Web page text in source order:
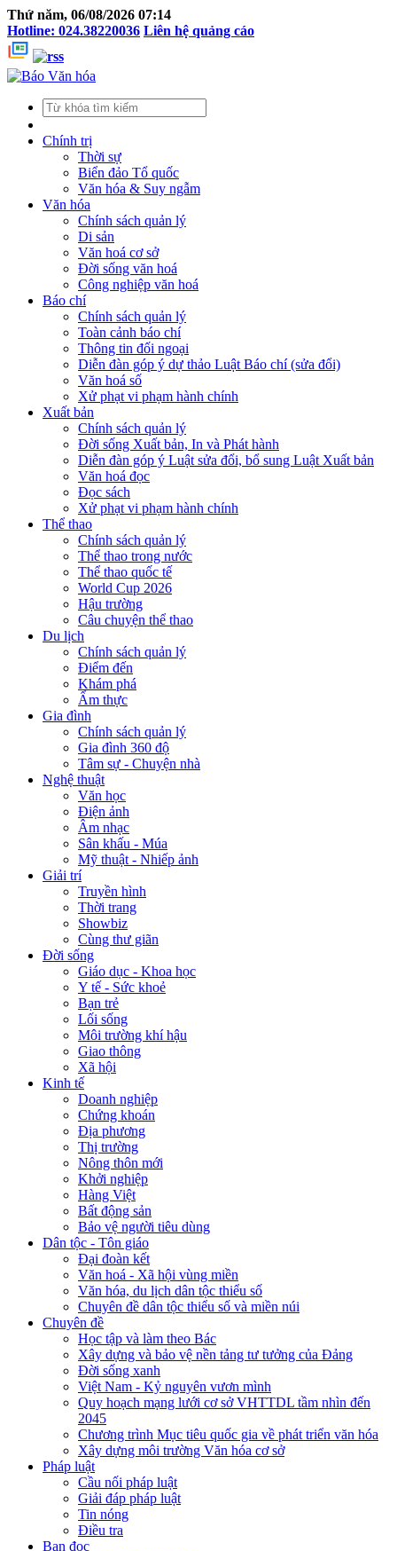
Thứ năm, 06/08/2026 07:14
Hotline: 024.38220036 Liên hệ quảng cáo
Chính trị
Thời sự
Biển đảo Tổ quốc
Văn hóa & Suy ngẫm
Văn hóa
Chính sách quản lý
Di sản
Văn hoá cơ sở
Đời sống văn hoá
Công nghiệp văn hoá
Báo chí
Chính sách quản lý
Toàn cảnh báo chí
Thông tin đối ngoại
Diễn đàn góp ý dự thảo Luật Báo chí (sửa đổi)
Văn hoá số
Xử phạt vi phạm hành chính
Xuất bản
Chính sách quản lý
Đời sống Xuất bản, In và Phát hành
Diễn đàn góp ý Luật sửa đổi, bổ sung Luật Xuất bản
Văn hoá đọc
Đọc sách
Xử phạt vi phạm hành chính
Thể thao
Chính sách quản lý
Thể thao trong nước
Thể thao quốc tế
World Cup 2026
Hậu trường
Câu chuyện thể thao
Du lịch
Chính sách quản lý
Điểm đến
Khám phá
Ẩm thực
Gia đình
Chính sách quản lý
Gia đình 360 độ
Tâm sự - Chuyện nhà
Nghệ thuật
Văn học
Điện ảnh
Âm nhạc
Sân khấu - Múa
Mỹ thuật - Nhiếp ảnh
Giải trí
Truyền hình
Thời trang
Showbiz
Cùng thư giãn
Đời sống
Giáo dục - Khoa học
Y tế - Sức khoẻ
Bạn trẻ
Lối sống
Môi trường khí hậu
Giao thông
Xã hội
Kinh tế
Doanh nghiệp
Chứng khoán
Địa phương
Thị trường
Nông thôn mới
Khởi nghiệp
Hàng Việt
Bất động sản
Bảo vệ người tiêu dùng
Dân tộc - Tôn giáo
Đại đoàn kết
Văn hoá - Xã hội vùng miền
Văn hóa, du lịch dân tộc thiểu số
Chuyên đề dân tộc thiểu số và miền núi
Chuyên đề
Học tập và làm theo Bác
Xây dựng và bảo vệ nền tảng tư tưởng của Đảng
Đời sống xanh
Việt Nam - Kỷ nguyên vươn mình
Quy hoạch mạng lưới cơ sở VHTTDL tầm nhìn đến
2045
Chương trình Mục tiêu quốc gia về phát triển văn hóa
Xây dựng môi trường Văn hóa cơ sở
Pháp luật
Cầu nối pháp luật
Giải đáp pháp luật
Tin nóng
Điều tra
Bạn đọc